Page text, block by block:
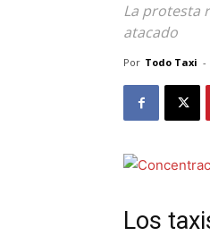
La protesta
atacado
Por Todo Taxi -
Los